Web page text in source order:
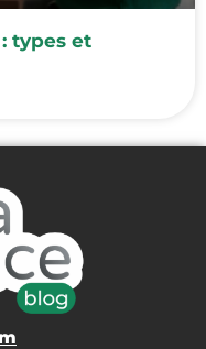
types et